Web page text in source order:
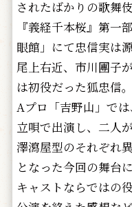
されたばかりの歌舞
『義経千本桜』第一
眼館」にて忠信実は
尾上右近、市川團子
は初役だった狐忠信
Aプロ「吉野山」で
立唄で出演し、二人
澤瀉屋型のそれぞれ
となった今回の舞台
キャストならではの